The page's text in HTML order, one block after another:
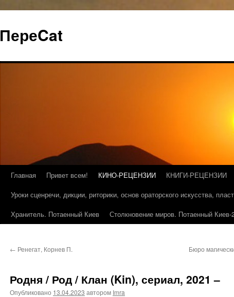
ПереCat
Главная Привет всем! КИНО-РЕЦЕНЗИИ КНИГИ-РЕЦЕНЗИИ
Уроки сценречи, дикции, риторики, основ ораторского искусства,
Хранитель. Потаенный Киев
Столкновение миров. Потаенный Киев-
← Ренегат, Корнев П.
Бюро
Родня / Род / Клан (Kin), сериал, 2021 –
Опубликовано 13.04.2023 автором Imra